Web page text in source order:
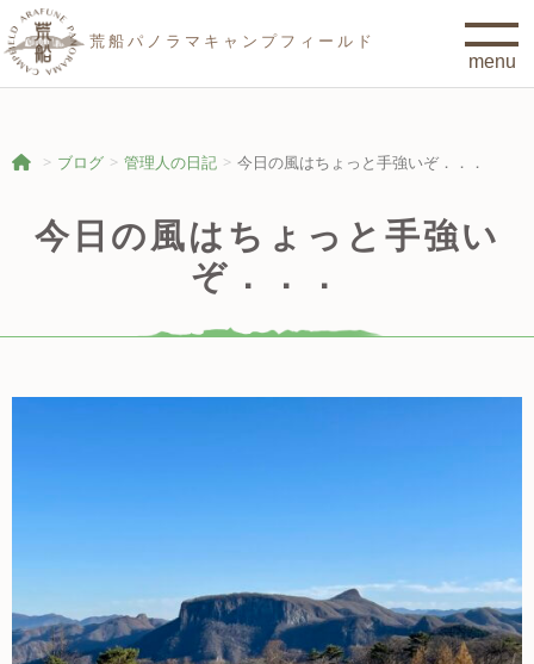
荒船パノラマキャンプフィールド
ブログ 管理人の日記 今日の風はちょっと手強いぞ．．．
今日の風はちょっと手強い
ぞ．．．